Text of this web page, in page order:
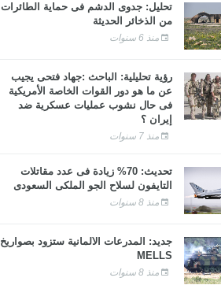
تحليل: جدوى الدشم فى حماية الطائرات
من الذخائر الحديثة
منذ 6 سنوات
رؤية تحليلية: الباحث :جهاد فتحى يجيب
عن ما هو دور القوات الخاصة الأمريكية
فى حال نشوب عمليات عسكرية ضد
إيران ؟
منذ 7 سنوات
تحديث: 70% زيادة فى عدد مقاتلات
التايفون لسلاح الجو الملكى السعودى
منذ 8 سنوات
جديد: المدرعات الألمانية ستزود بصواريخ
MELLS
منذ 8 سنوات